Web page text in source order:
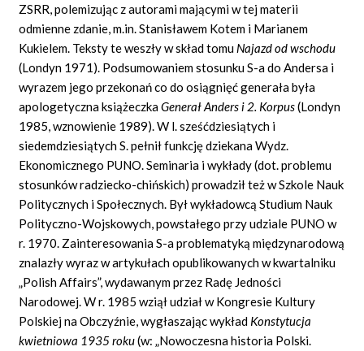
ZSRR, polemizując z autorami mającymi w tej materii
odmienne zdanie, m.in. Stanisławem Kotem i Marianem
Kukielem. Teksty te weszły w skład tomu Najazd od wschodu
(Londyn 1971). Podsumowaniem stosunku S-a do Andersa i
wyrazem jego przekonań co do osiągnięć generała była
apologetyczna książeczkaGenerał Anders i 2. Korpus(Londyn
1985, wznowienie 1989). W l. sześćdziesiątych i
siedemdziesiątych S. pełnił funkcję dziekana Wydz.
Ekonomicznego PUNO. Seminaria i wykłady (dot. problemu
stosunków radziecko-chińskich) prowadził też w Szkole Nauk
Politycznych i Społecznych. Był wykładowcą Studium Nauk
Polityczno-Wojskowych, powstałego przy udziale PUNO w
r. 1970. Zainteresowania S-a problematyką międzynarodową
znalazły wyraz w artykułach opublikowanych w kwartalniku
„Polish Affairs”, wydawanym przez Radę Jedności
Narodowej. W r. 1985 wziął udział w Kongresie Kultury
Polskiej na Obczyźnie, wygłaszając wykład Konstytucja
kwietniowa 1935 roku(w: „Nowoczesna historia Polski.